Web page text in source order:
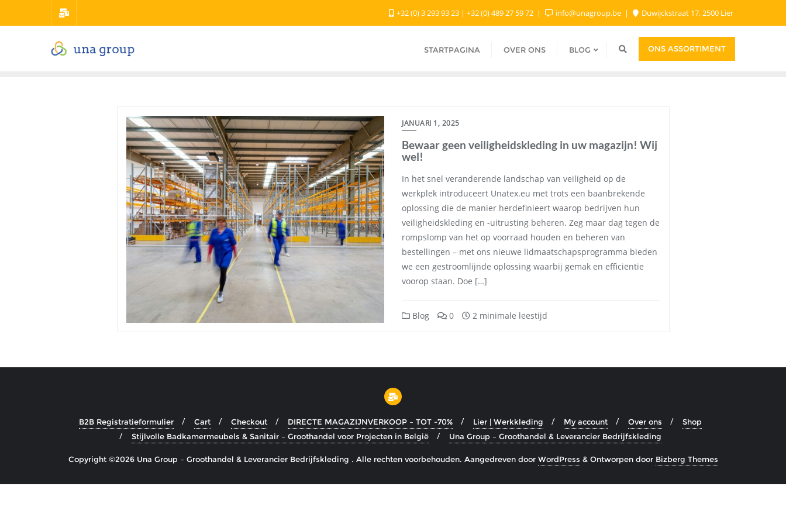
+32 (0) 3 293 93 23 | +32 (0) 489 27 59 72 info@unagroup.be Duwijckstraat 17, 2500 Lier
STARTPAGINA OVER ONS BLOG ONS ASSORTIMENT
JANUARI 1, 2025
Bewaar geen veiligheidskleding in uw magazijn! Wij
wel!
In het snel veranderende landschap van veiligheid op de
werkplek introduceert Unatex.eu met trots een baanbrekende
oplossing die de manier herdefinieert waarop bedrijven hun
veiligheidskleding en -uitrusting beheren. Zeg maar dag tegen de
rompslomp van het op voorraad houden en beheren van
bestellingen – met ons nieuwe lidmaatschapsprogramma bieden
we een gestroomlijnde oplossing waarbij gemak en efficiëntie
voorop staan. Doe […]
Blog 0 2 minimale leestijd
B2B Registratieformulier Cart Checkout DIRECTE MAGAZIJNVERKOOP – TOT -70% Lier | Werkkleding My account Over ons
Shop
Stijlvolle Badkamermeubels & Sanitair – Groothandel voor Projecten in België
Una Group – Groothandel & Leverancier Bedrijfskleding
Copyright ©2026 Una Group – Groothandel & Leverancier Bedrijfskleding . Alle rechten voorbehouden. Aangedreven door WordPress & Ontworpen door Bizberg Themes